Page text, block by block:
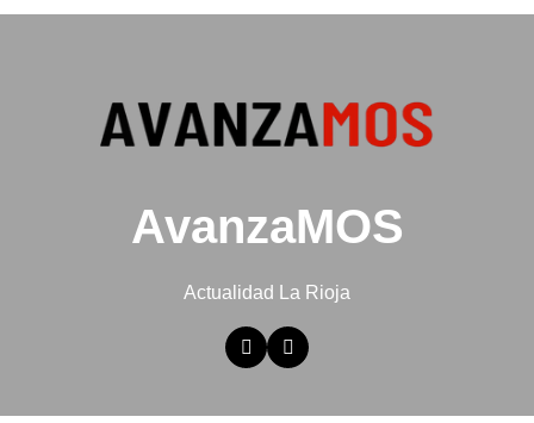
AvanzaMOS
Actualidad La Rioja